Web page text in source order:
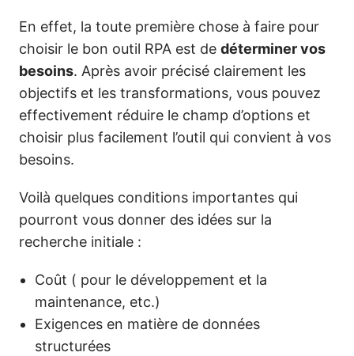
En effet, la toute première chose à faire pour
choisir le bon outil RPA est de déterminer vos
besoins. Après avoir précisé clairement les
objectifs et les transformations, vous pouvez
effectivement réduire le champ d’options et
choisir plus facilement l’outil qui convient à vos
besoins.
Voilà quelques conditions importantes qui
pourront vous donner des idées sur la
recherche initiale :
Coût ( pour le développement et la
maintenance, etc.)
Exigences en matière de données
structurées